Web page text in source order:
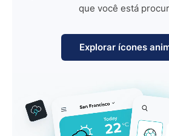
que você está
Explorar ícones